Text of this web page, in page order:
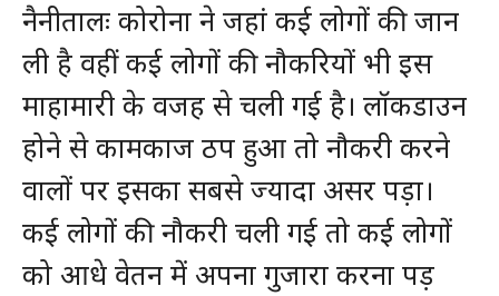
नैनीतालः कोरोना ने जहां कई लोगों की जान
ली है वहीं कई लोगों की नौकरियों भी इस
माहामारी के वजह से चली गई है। लॉकडाउन
होने से कामकाज ठप हुआ तो नौकरी करने
वालों पर इसका सबसे ज्यादा असर पड़ा।
कई लोगों की नौकरी चली गई तो कई लोगों
को आधे वेतन में अपना गुजारा करना पड़